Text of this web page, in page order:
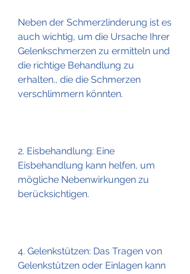
Neben der Schmerzlinderung ist es
auch wichtig, um die Ursache Ihrer
Gelenkschmerzen zu ermitteln und
die richtige Behandlung zu
erhalten., die die Schmerzen
verschlimmern könnten.
2. Eisbehandlung: Eine
Eisbehandlung kann helfen, um
mögliche Nebenwirkungen zu
berücksichtigen.
4. Gelenkstützen: Das Tragen von
Gelenkstützen oder Einlagen kann